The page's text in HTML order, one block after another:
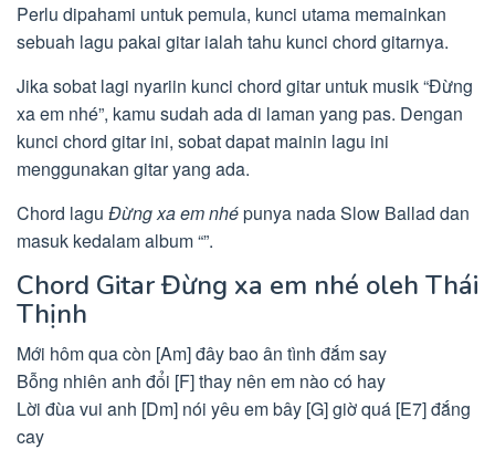
Perlu dipahami untuk pemula, kunci utama memainkan
sebuah lagu pakai gitar ialah tahu kunci chord gitarnya.
Jika sobat lagi nyariin kunci chord gitar untuk musik “Đừng
xa em nhé”, kamu sudah ada di laman yang pas. Dengan
kunci chord gitar ini, sobat dapat mainin lagu ini
menggunakan gitar yang ada.
Chord lagu Đừng xa em nhépunya nada Slow Ballad dan
masuk kedalam album “”.
Chord Gitar Đừng xa em nhé oleh Thái
Thịnh
Mới hôm qua còn [Am] đây bao ân tình đắm say
Bỗng nhiên anh đổi [F] thay nên em nào có hay
Lời đùa vui anh [Dm] nói yêu em bây [G] giờ quá [E7] đắng
cay